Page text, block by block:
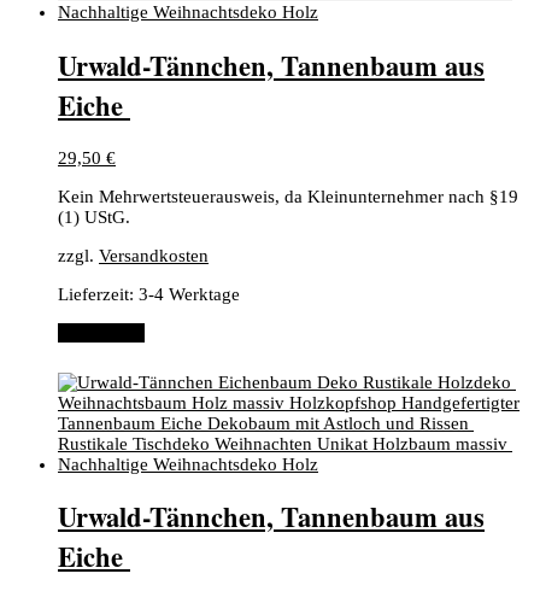
​Urwald-Tännchen, ​Tannenbaum aus
Eiche ​
29,50 €
Kein Mehrwertsteuerausweis, da Kleinunternehmer nach §19
(1) UStG.
zzgl. Versandkosten
Lieferzeit: 3-4 Werktage
​Urwald-Tännchen, ​Tannenbaum aus
Eiche ​